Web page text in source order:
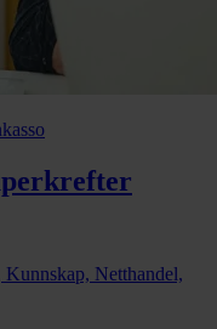
Netthandel,